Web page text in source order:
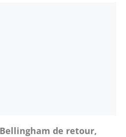
de retour,